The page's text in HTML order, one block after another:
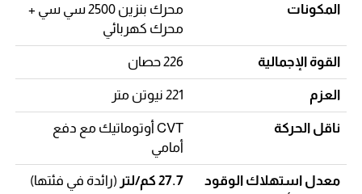
المكونات
محرك بنزين 2500 سي سي +
محرك كهربائي
القوة الإجمالية 226 حصان
العزم 221 نيوتن متر
ناقل الحركة
CVT أوتوماتيك مع دفع
أمامي
معدل استهلاك الوقود
27.7 كم/لتر (رائدة في فئتها)